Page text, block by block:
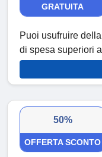
GRATUITA
Puoi usufruire della
di spesa superiori a
50%
OFFERTA SCONTO